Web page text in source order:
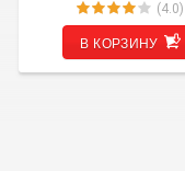
(4.0)
В КОРЗИНУ